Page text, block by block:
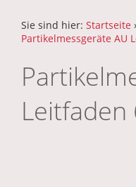
Sie sind hier: Startseite
Partikelmessgeräte AU
Leitfaden